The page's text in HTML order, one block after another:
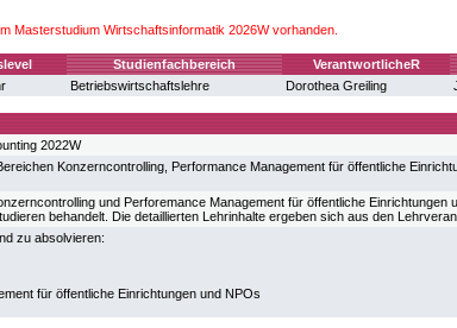
Masterstudium Wirtschaftsinformatik 2026W vorhanden.
Studienfachbereich VerantwortlicheR
Betriebswirtschaftslehre Dorothea Greiling
2022W
Konzerncontrolling, Performance Management für öffentliche
und Perforemance Management für öffentliche Einrichtungen
behandelt. Die detaillierten Lehrinhalte ergeben sich aus den
zu absolvieren:
für öffentliche Einrichtungen und NPOs